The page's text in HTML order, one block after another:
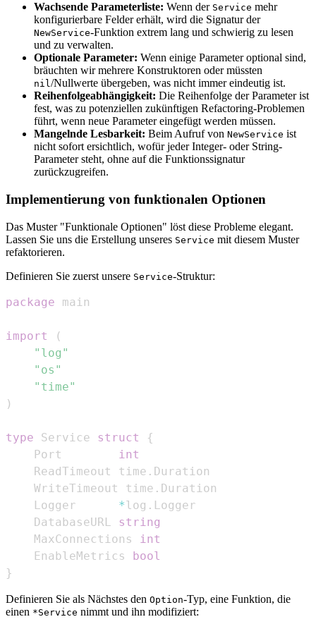
Wachsende Parameterliste: Wenn der Service mehr
konfigurierbare Felder erhält, wird die Signatur der
NewService-Funktion extrem lang und schwierig zu lesen
und zu verwalten.
Optionale Parameter: Wenn einige Parameter optional sind,
bräuchten wir mehrere Konstruktoren oder müssten
nil/Nullwerte übergeben, was nicht immer eindeutig ist.
Reihenfolgeabhängigkeit: Die Reihenfolge der Parameter ist
fest, was zu potenziellen zukünftigen Refactoring-Problemen
führt, wenn neue Parameter eingefügt werden müssen.
Mangelnde Lesbarkeit: Beim Aufruf von NewService ist
nicht sofort ersichtlich, wofür jeder Integer- oder String-
Parameter steht, ohne auf die Funktionssignatur
zurückzugreifen.
Implementierung von funktionalen Optionen
Das Muster "Funktionale Optionen" löst diese Probleme elegant.
Lassen Sie uns die Erstellung unseres Service mit diesem Muster
refaktorieren.
Definieren Sie zuerst unsere Service-Struktur:
package
import
(
"log"
"os"
"time"
)
type Service struct
{
	Port
int
	ReadTimeout time
.
	WriteTimeout time
.
	Logger
*log .
	DatabaseURL
string
	MaxConnections
int
	EnableMetrics
bool
}
Definieren Sie als Nächstes den Option-Typ, eine Funktion, die
einen *Service nimmt und ihn modifiziert: